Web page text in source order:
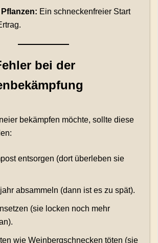
Ein schneckenfreier Start
bei der
bekämpfen möchte, sollte diese
entsorgen (dort überleben sie
absammeln (dann ist es zu spät).
(sie locken noch mehr
wie Weinbergschnecken töten (sie